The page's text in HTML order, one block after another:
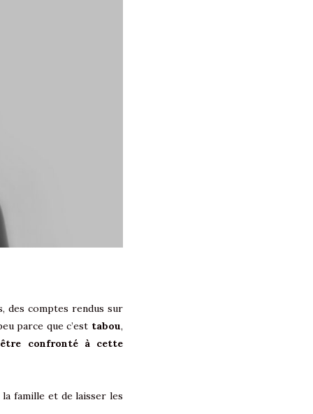
des comptes rendus sur
parce que c’est tabou,
confronté à cette
famille et de laisser les